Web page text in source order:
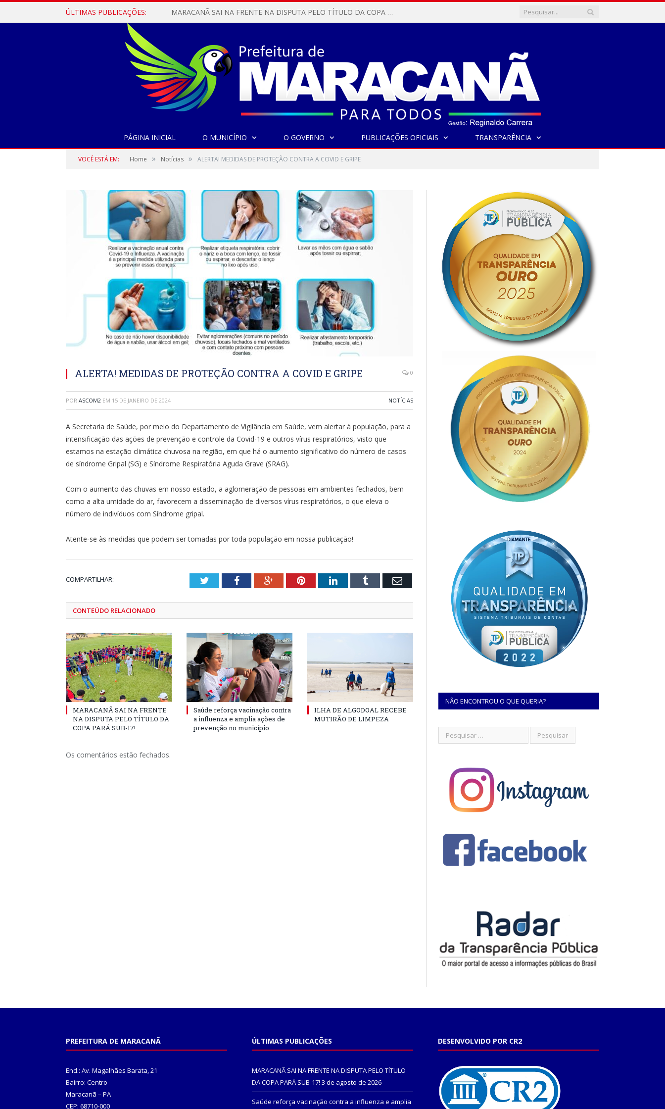
ÚLTIMAS PUBLICAÇÕES: MARACANÃ SAI NA FRENTE NA DISPUTA PELO TÍTULO DA COPA PARÁ SUB-17!
PÁGINA INICIAL O MUNICÍPIO O GOVERNO PUBLICAÇÕES OFICIAIS TRANSPARÊNCIA
VOCÊ ESTÁ EM: Home » Notícias » ALERTA! MEDIDAS DE PROTEÇÃO CONTRA A COVID E GRIPE
ALERTA! MEDIDAS DE PROTEÇÃO CONTRA A COVID E GRIPE 0
POR ASCOM2 EM 15 DE JANEIRO DE 2024 NOTÍCIAS
A Secretaria de Saúde, por meio do Departamento de Vigilância em Saúde, vem alertar à população, para a
intensificação das ações de prevenção e controle da Covid-19 e outros vírus respiratórios, visto que
estamos na estação climática chuvosa na região, em que há o aumento significativo do número de casos
de síndrome Gripal (SG) e Síndrome Respiratória Aguda Grave (SRAG).
Com o aumento das chuvas em nosso estado, a aglomeração de pessoas em ambientes fechados, bem
como a alta umidade do ar, favorecem a disseminação de diversos vírus respiratórios, o que eleva o
número de indivíduos com Síndrome gripal.
Atente-se às medidas que podem ser tomadas por toda população em nossa publicação!
COMPARTILHAR: TwitterFacebookGoogle+PinterestLinkedInTumblr Email
CONTEÚDO RELACIONADO
MARACANÃ SAI NA FRENTE
NA DISPUTA PELO TÍTULO DA
COPA PARÁ SUB-17!
Saúde reforça vacinação contra
a influenza e amplia ações de
prevenção no município
ILHA DE ALGODOAL RECEBE
MUTIRÃO DE LIMPEZA
Os comentários estão fechados.
NÃO ENCONTROU O QUE QUERIA?
PREFEITURA DE MARACANÃ
End.: Av. Magalhães Barata, 21
Bairro: Centro
Maracanã – PA
CEP: 68710-000
ÚLTIMAS PUBLICAÇÕES
MARACANÃ SAI NA FRENTE NA DISPUTA PELO TÍTULO
DA COPA PARÁ SUB-17! 3 de agosto de 2026
Saúde reforça vacinação contra a influenza e amplia
DESENVOLVIDO POR CR2